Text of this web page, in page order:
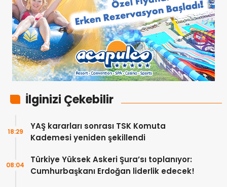
İlginizi Çekebilir
YAŞ kararları sonrası TSK Komuta
Kademesi yeniden şekillendi
18:29
Türkiye Yüksek Askeri Şura’sı toplanıyor:
Cumhurbaşkanı Erdoğan liderlik edecek!
08:04